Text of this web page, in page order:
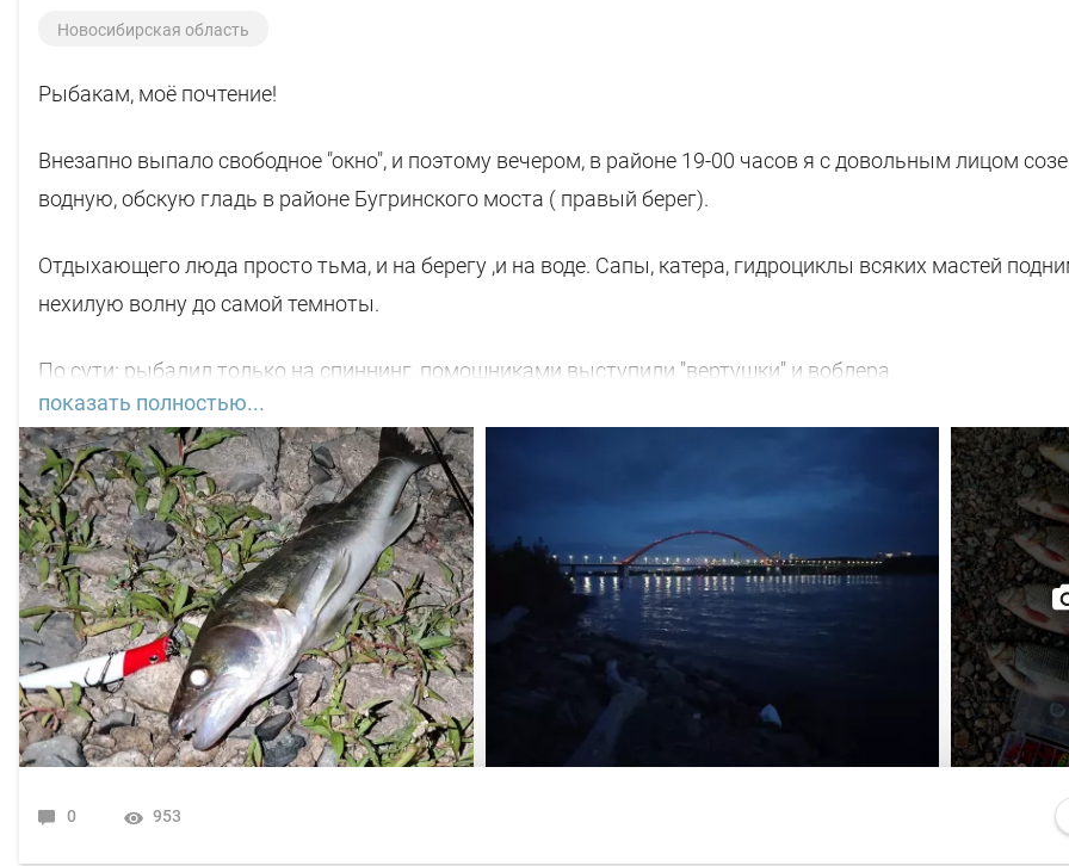
Новосибирская область
Рыбакам, моё почтение!
Внезапно выпало свободное "окно", и поэтому вечером, в районе 19-00 часов я с довольным лицом
водную, обскую гладь в районе Бугринского моста ( правый берег).
Отдыхающего люда просто тьма, и на берегу ,и на воде. Сапы, катера, гидроциклы всяких мастей
нехилую волну до самой темноты.
По сути: рыбалил только на спиннинг, помощниками выступили "вертушки" и воблера.
С вечера поклёвок не увидел. Наступило тёмное время. Стихло в округе. Рыбаки есть. Комары есть. А,
нет, почти. Первая поклёвка "под ногами" в 22-45, и судачок грамм на 500 жадно атаковал утюг в 100
"Кайды"). Вторая поклёвка ближе к 03-00 ч, размер грамм так 95), и на этом всё!
Пришёл рассвет. Началась движуха на воде, но не транспортных средств. Вышел язь на охоту. В
"вертушки" медного окраса 3 номера. Поймал 5 штук, один сошёл, ну и хорошо. Активность по времени
пятнадцать, затем будто там язя и не было.
В общем свободное "окно" закрыл рыбалкой, чему и рад.
показать полностью...
0 953